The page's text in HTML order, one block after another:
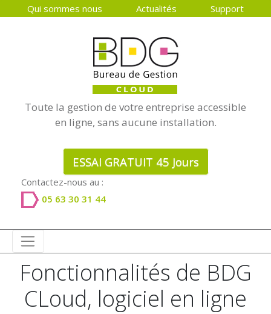
Qui sommes nous Actualités Support
Toute la gestion de votre entreprise accessible
en ligne, sans aucune installation.
ESSAI GRATUIT 45 Jours
Contactez-nous au :
05 63 30 31 44
Fonctionnalités de BDG
CLoud, logiciel en ligne